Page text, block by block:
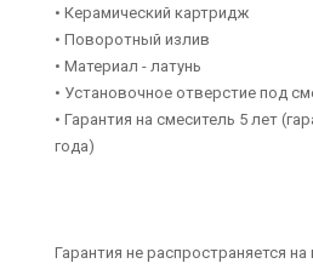
• Керамический картридж
• Поворотный излив
• Материал - латунь
• Установочное отверстие под
• Гарантия на смеситель 5 лет
года)
Гарантия не распространяется на